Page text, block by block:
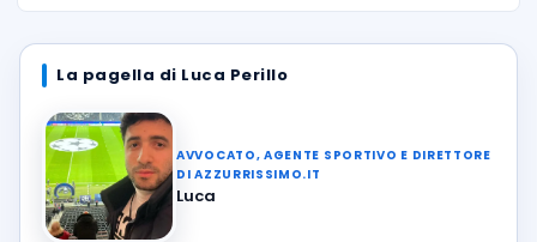
La pagella di Luca Perillo
AVVOCATO, AGENTE SPORTIVO E DIRETTORE
DI AZZURRISSIMO.IT
Luca